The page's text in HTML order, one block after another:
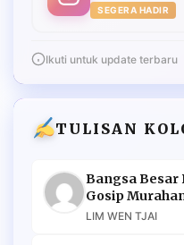
SEGERA HADIR
Ikuti untuk update terbaru
TULISAN
Bangsa Besar
Gosip
LIM WEN TJAI